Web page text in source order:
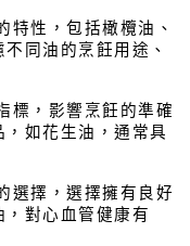
特性，包括橄欖油、
同油的烹飪用途、
標，影響烹飪的準確
如花生油，通常具
選擇，選擇擁有良好
對心血管健康有